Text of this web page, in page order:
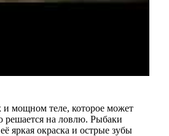
и мощном теле, которое может
решается на ловлю. Рыбаки
яркая окраска и острые зубы